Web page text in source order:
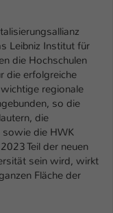
Leibniz Institut für
die Hochschulen
die erfolgreiche
regionale
so die
die
sowie die HWK
Teil der neuen
sein wird, wirkt
Fläche der
besitzt diese